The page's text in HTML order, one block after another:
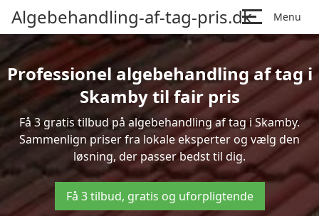
Algebehandling-af-tag-pris.dk Menu
Professionel algebehandling af tag i
Skamby til fair pris
Få 3 gratis tilbud på algebehandling af tag i Skamby.
Sammenlign priser fra lokale eksperter og vælg den
løsning, der passer bedst til dig.
Få 3 tilbud, gratis og uforpligtende